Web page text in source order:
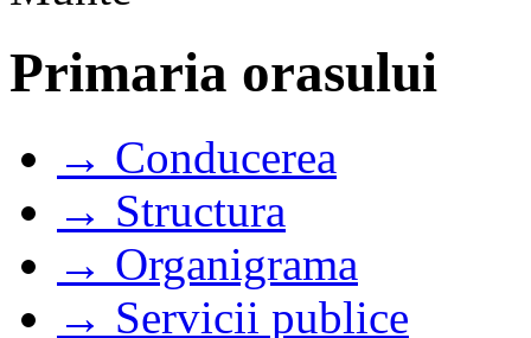
Primaria orasului
→ Conducerea
→ Structura
→ Organigrama
→ Servicii publice